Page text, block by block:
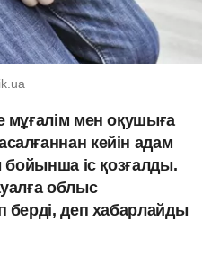
мұғалім мен оқушыға
кейін адам
бойынша іс қозғалды.
облыс
берді, деп хабарлайды